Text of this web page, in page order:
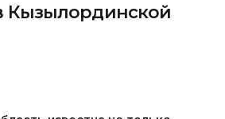
Кызылординской